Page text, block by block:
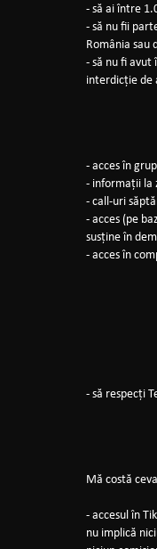
- să ai între
- să nu fii
România sau
- să nu fi avut
interdicție de
- acces în
- informații la
- call-uri
- acces (pe
susține în
- acces în
- să respecți
Mă costă
- accesul în
nu implică